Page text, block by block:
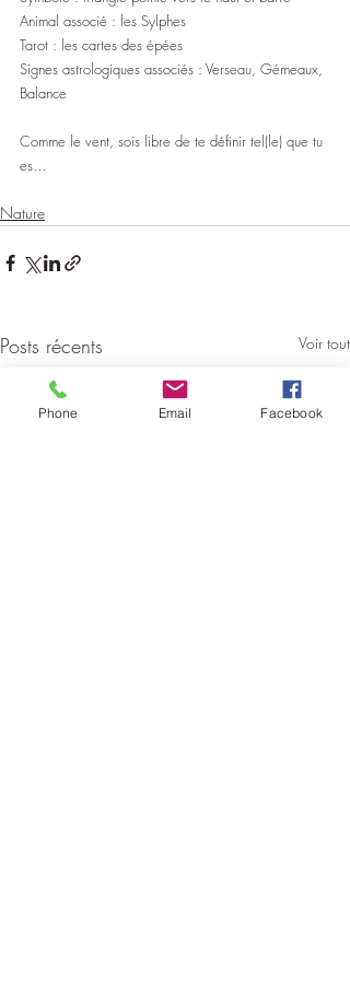
Animal associé : les Sylphes
Tarot : les cartes des épées
Signes astrologiques associés : Verseau, Gémeaux,
Balance
Comme le vent, sois libre de te définir tel(le) que tu
es…
Nature
Posts récents Voir tout
Phone Email Facebook